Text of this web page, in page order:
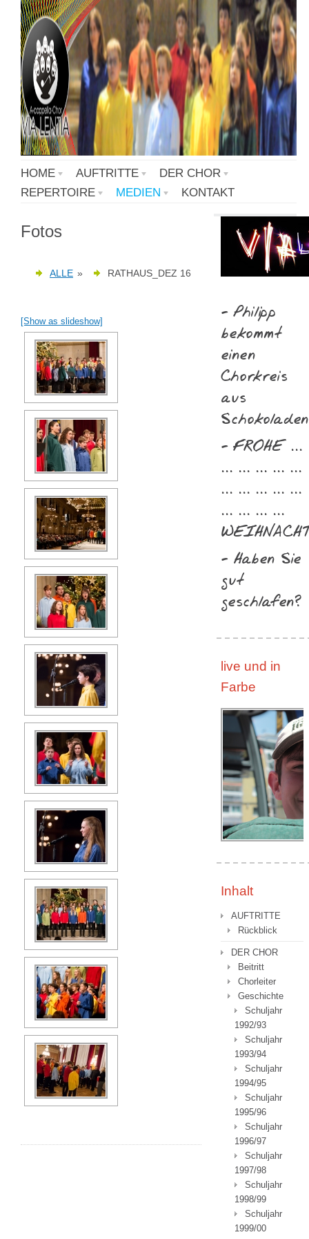
HOME AUFTRITTE
DER CHOR
REPERTOIRE
MEDIEN KONTAKT
Fotos
ALLE » RATHAUS_DEZ 16
[Show as slideshow]
- Philipp
bekommt
einen
Chorkreis
aus
Schokoladen
- FROHE ...
... ... ... ... ...
... ... ... ... ...
... ... ... ...
- Haben Sie
gut
geschlafen?
live und in
Farbe
Inhalt
AUFTRITTE
Rückblick
DER CHOR
Beitritt
Chorleiter
Geschichte
Schuljahr
1992/93
Schuljahr
1993/94
Schuljahr
1994/95
Schuljahr
1995/96
Schuljahr
1996/97
Schuljahr
1997/98
Schuljahr
1998/99
Schuljahr
1999/00